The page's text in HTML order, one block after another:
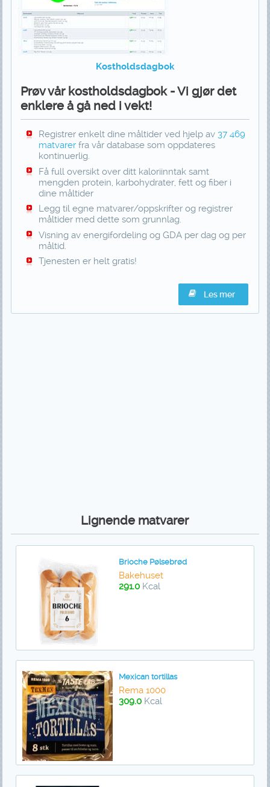
Kostholdsdagbok
Prøv vår kostholdsdagbok - Vi gjør det
enklere å gå ned i vekt!
Registrer enkelt dine måltider ved hjelp av 37 469
matvarer fra vår database som oppdateres
kontinuerlig.
Få full oversikt over ditt kaloriinntak samt
mengden protein, karbohydrater, fett og fiber i
dine måltider
Legg til egne matvarer/oppskrifter og registrer
måltider med dette som grunnlag.
Visning av energifordeling og GDA per dag og per
måltid.
Tjenesten er helt gratis!
Les mer
Lignende matvarer
Brioche Pølsebrød
Bakehuset
291.0Kcal
Mexican tortillas
Rema 1000
309.0Kcal